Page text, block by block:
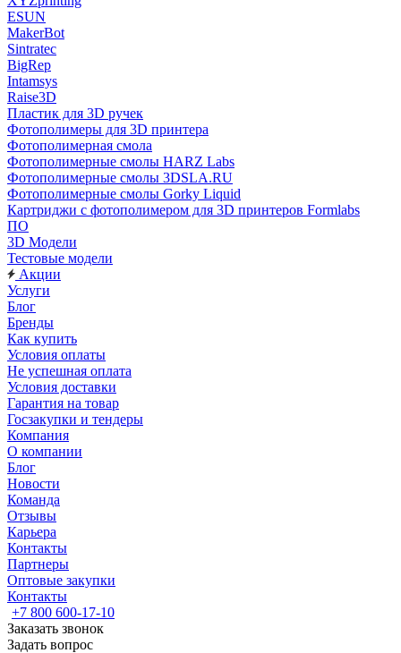
ESUN
MakerBot
Sintratec
BigRep
Intamsys
Raise3D
Пластик для 3D ручек
Фотополимеры для 3D принтера
Фотополимерная смола
Фотополимерные смолы HARZ Labs
Фотополимерные смолы 3DSLA.RU
Фотополимерные смолы Gorky Liquid
Картриджи с фотополимером для 3D принтеров Formlabs
ПО
3D Модели
Тестовые модели
Акции
Услуги
Блог
Бренды
Как купить
Условия оплаты
Не успешная оплата
Условия доставки
Гарантия на товар
Госзакупки и тендеры
Компания
О компании
Блог
Новости
Команда
Отзывы
Карьера
Контакты
Партнеры
Оптовые закупки
Контакты
+7 800 600-17-10
Заказать звонок
Задать вопрос